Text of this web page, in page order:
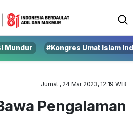
Mundur #Kongres Umat Islam
Jumat , 24 Mar 2023, 12:19 WIB
Pengalaman